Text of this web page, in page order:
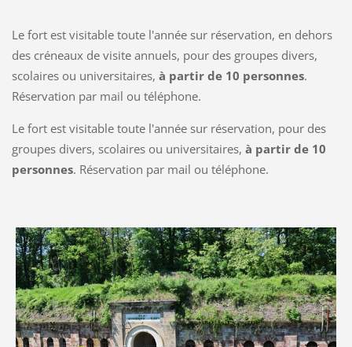
Le fort est visitable toute l'année sur réservation, en dehors
des créneaux de visite annuels, pour des groupes divers,
scolaires ou universitaires, à partir de 10 personnes.
Réservation par mail ou téléphone.
Le fort est visitable toute l'année sur réservation, pour des
groupes divers, scolaires ou universitaires, à partir de 10
personnes. Réservation par mail ou téléphone.